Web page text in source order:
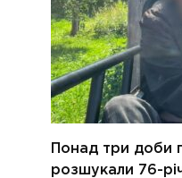
Понад три доби
розшукали 76-